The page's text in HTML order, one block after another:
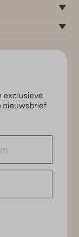
exclusieve
nieuwsbrief